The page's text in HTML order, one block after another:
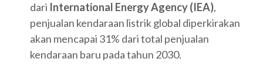
dari International Energy Agency (IEA),
penjualan kendaraan listrik global diperkirakan
akan mencapai 31% dari total penjualan
kendaraan baru pada tahun 2030.